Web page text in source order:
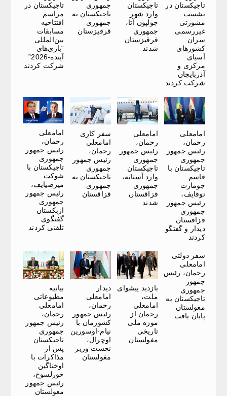
تاجیکستان در
نشست
مشورتی
غیررسمی
سران
کشورهای
آسیای
مرکزی و
آذربایجان
شرکت کردند
تاجیکستان
وارد شهر
چولپون آتا،
جمهوری
قرقیزستان
شدند
جمهوری
تاجیکستان به
جمهوری
قرقیزستان
تاجیکستان در
مراسم
افتتاحیه
مسابقات
بین‌المللی
“بازی‌های
آینده-2026”
شرکت کردند
امامعلی
رحمان،
رئیس جمهور
جمهوری
تاجیکستان با
قاسم
جومارت
توقایف،
رئیس جمهور
جمهوری
قزاقستان
دیدار و گفتگو
کردند
امامعلی
رحمان،
رئیس جمهور
جمهوری
تاجیکستان
وارد آستانه،
جمهوری
قزاقستان
شدند
سفر کاری
امامعلی
رحمان،
رئیس جمهور
جمهوری
تاجیکستان به
جمهوری
قزاقستان
امامعلی
رحمان،
رئیس جمهور
جمهوری
تاجیکستان با
شوکت
میرضیایف،
رئیس جمهور
جمهوری
ازبکستان
گفتگوی
تلفنی کردند
سفر دولتی
امامعلی
رحمان، رئیس
جمهور
جمهوری
تاجیکستان به
مغولستان
پایان یافت
بازدید پیشوای
ملت،
امامعلی
رحمان از
موزه ملی
تاریخی
مغولستان
دیدار
امامعلی
رحمان،
رئیس جمهور
کشورمان با
نیام-اوسورین
اوچرال،
نخست وزیر
مغولستان
بیانیه
مطبوعاتی
امامعلی
رحمان،
رئیس جمهور
جمهوری
تاجیکستان
پس از
مذاکرات با
اوخناگین
خورلسوخ،
رئیس جمهور
مغولستان